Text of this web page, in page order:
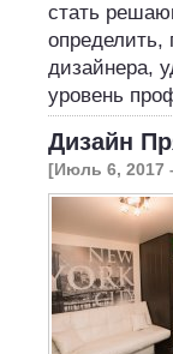
стать
определить,
дизайнера,
уровень
Дизайн
[Июль 6, 2017